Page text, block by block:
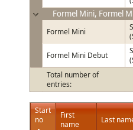
Total number of
entries:
Formel Mini, Formel
Formel Mini
Formel Mini Debut
Start
no
First
name
Last